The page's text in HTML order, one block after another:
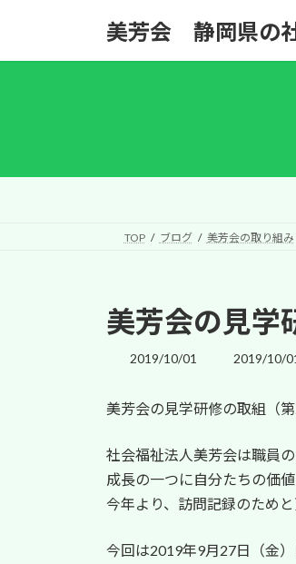
美芳会 静岡県の
TOP ブログ 美芳会の取り組み
美芳会の見学
2019/10/01
最
新
時
:
2019/10/
美芳会の見学研修の取組（第
社会福祉法人美芳会は職員
成長の一つに自分たちの価
今年より、訪問記録のため
今回は2019年9月27日（金